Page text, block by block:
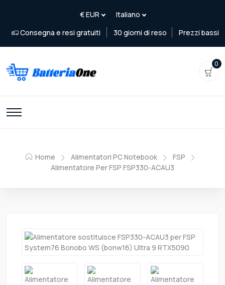
Consegna e resi gratuiti 30 giorni di reso Prezzi bassi
0
Home Alimentatori PC Notebook
FSP
Alimentatore Per FSP FSP330-ACAU3